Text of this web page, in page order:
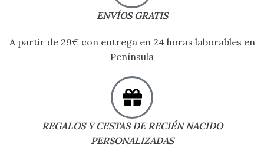
ENVÍOS GRATIS
A partir de 29€ con entrega en 24 horas laborables en
Península
REGALOS Y CESTAS DE RECIÉN NACIDO
PERSONALIZADAS